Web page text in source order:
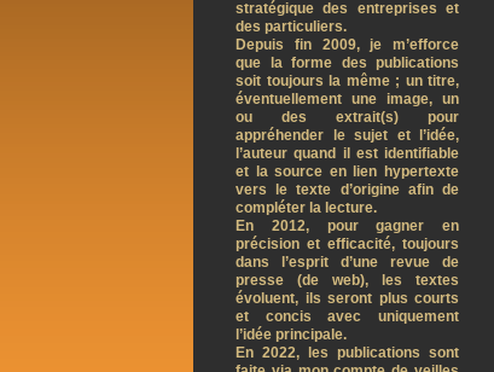
stratégique des entreprises et
des particuliers.
Depuis fin 2009, je m’efforce
que la forme des publications
soit toujours la même ; un titre,
éventuellement une image, un
ou des extrait(s) pour
appréhender le sujet et l’idée,
l’auteur quand il est identifiable
et la source en lien hypertexte
vers le texte d’origine afin de
compléter la lecture.
En 2012, pour gagner en
précision et efficacité, toujours
dans l’esprit d’une revue de
presse (de web), les textes
évoluent, ils seront plus courts
et concis avec uniquement
l’idée principale.
En 2022, les publications sont